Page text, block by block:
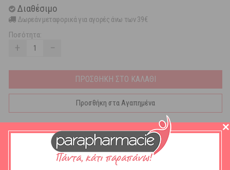
Διαθέσιμο
Δωρεάν μεταφορικά για αγορές άνω των 39€
Ποσότητα:
+ −
ΠΡΟΣΘΗΚΗ ΣΤΟ ΚΑΛΑΘΙ
Προσθήκη στα Αγαπημένα
Vican Πίπα Herb Disposable Type Micro Filters 12τμχ.
Διαθέτει ένα πρωτοποριακό φίλτρο το οποίο περιέχει πάνω από
10 φυτικά βότανα και ένζυμα (ηράνθεμο, γλυκόριζα πράσινο τσάι κ.α.)
που συλλέγουν και μειώνουν τις επικίνδυνες ουσίες του τσιγάρου